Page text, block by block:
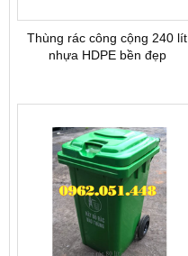
Thùng rác công cộng 240 lít
nhựa HDPE bền đẹp